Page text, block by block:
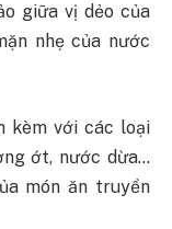
giữa vị dẻo của
nhẹ của nước
kèm với các loại
ớt, nước dừa…
món ăn truyền